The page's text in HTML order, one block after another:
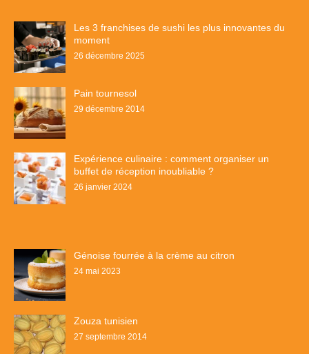
Les 3 franchises de sushi les plus innovantes du
moment
26 décembre 2025
Pain tournesol
29 décembre 2014
Expérience culinaire : comment organiser un
buffet de réception inoubliable ?
26 janvier 2024
Génoise fourrée à la crème au citron
24 mai 2023
Zouza tunisien
27 septembre 2014